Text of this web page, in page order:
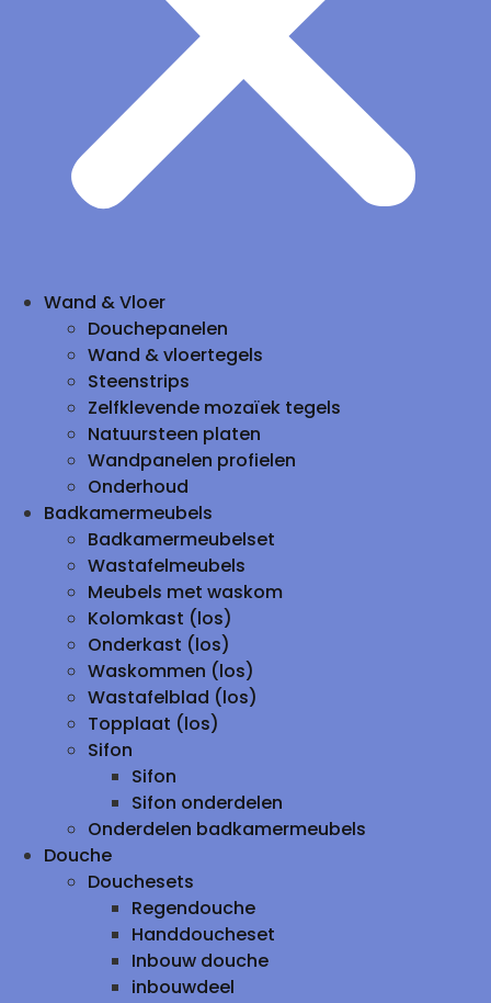
Wand & Vloer
Douchepanelen
Wand & vloertegels
Steenstrips
Zelfklevende mozaïek tegels
Natuursteen platen
Wandpanelen profielen
Onderhoud
Badkamermeubels
Badkamermeubelset
Wastafelmeubels
Meubels met waskom
Kolomkast (los)
Onderkast (los)
Waskommen (los)
Wastafelblad (los)
Topplaat (los)
Sifon
Sifon
Sifon onderdelen
Onderdelen badkamermeubels
Douche
Douchesets
Regendouche
Handdoucheset
Inbouw douche
inbouwdeel